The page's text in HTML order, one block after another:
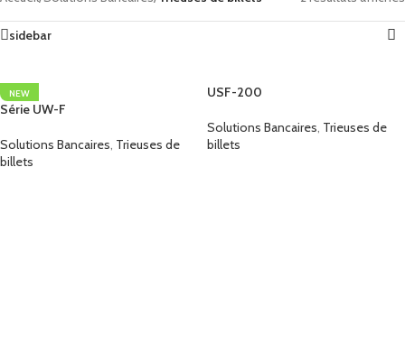
sidebar
NEW
Série UW-F
Solutions Bancaires, Trieuses de
billets
USF-200
Solutions Bancaires, Trieuses de
billets